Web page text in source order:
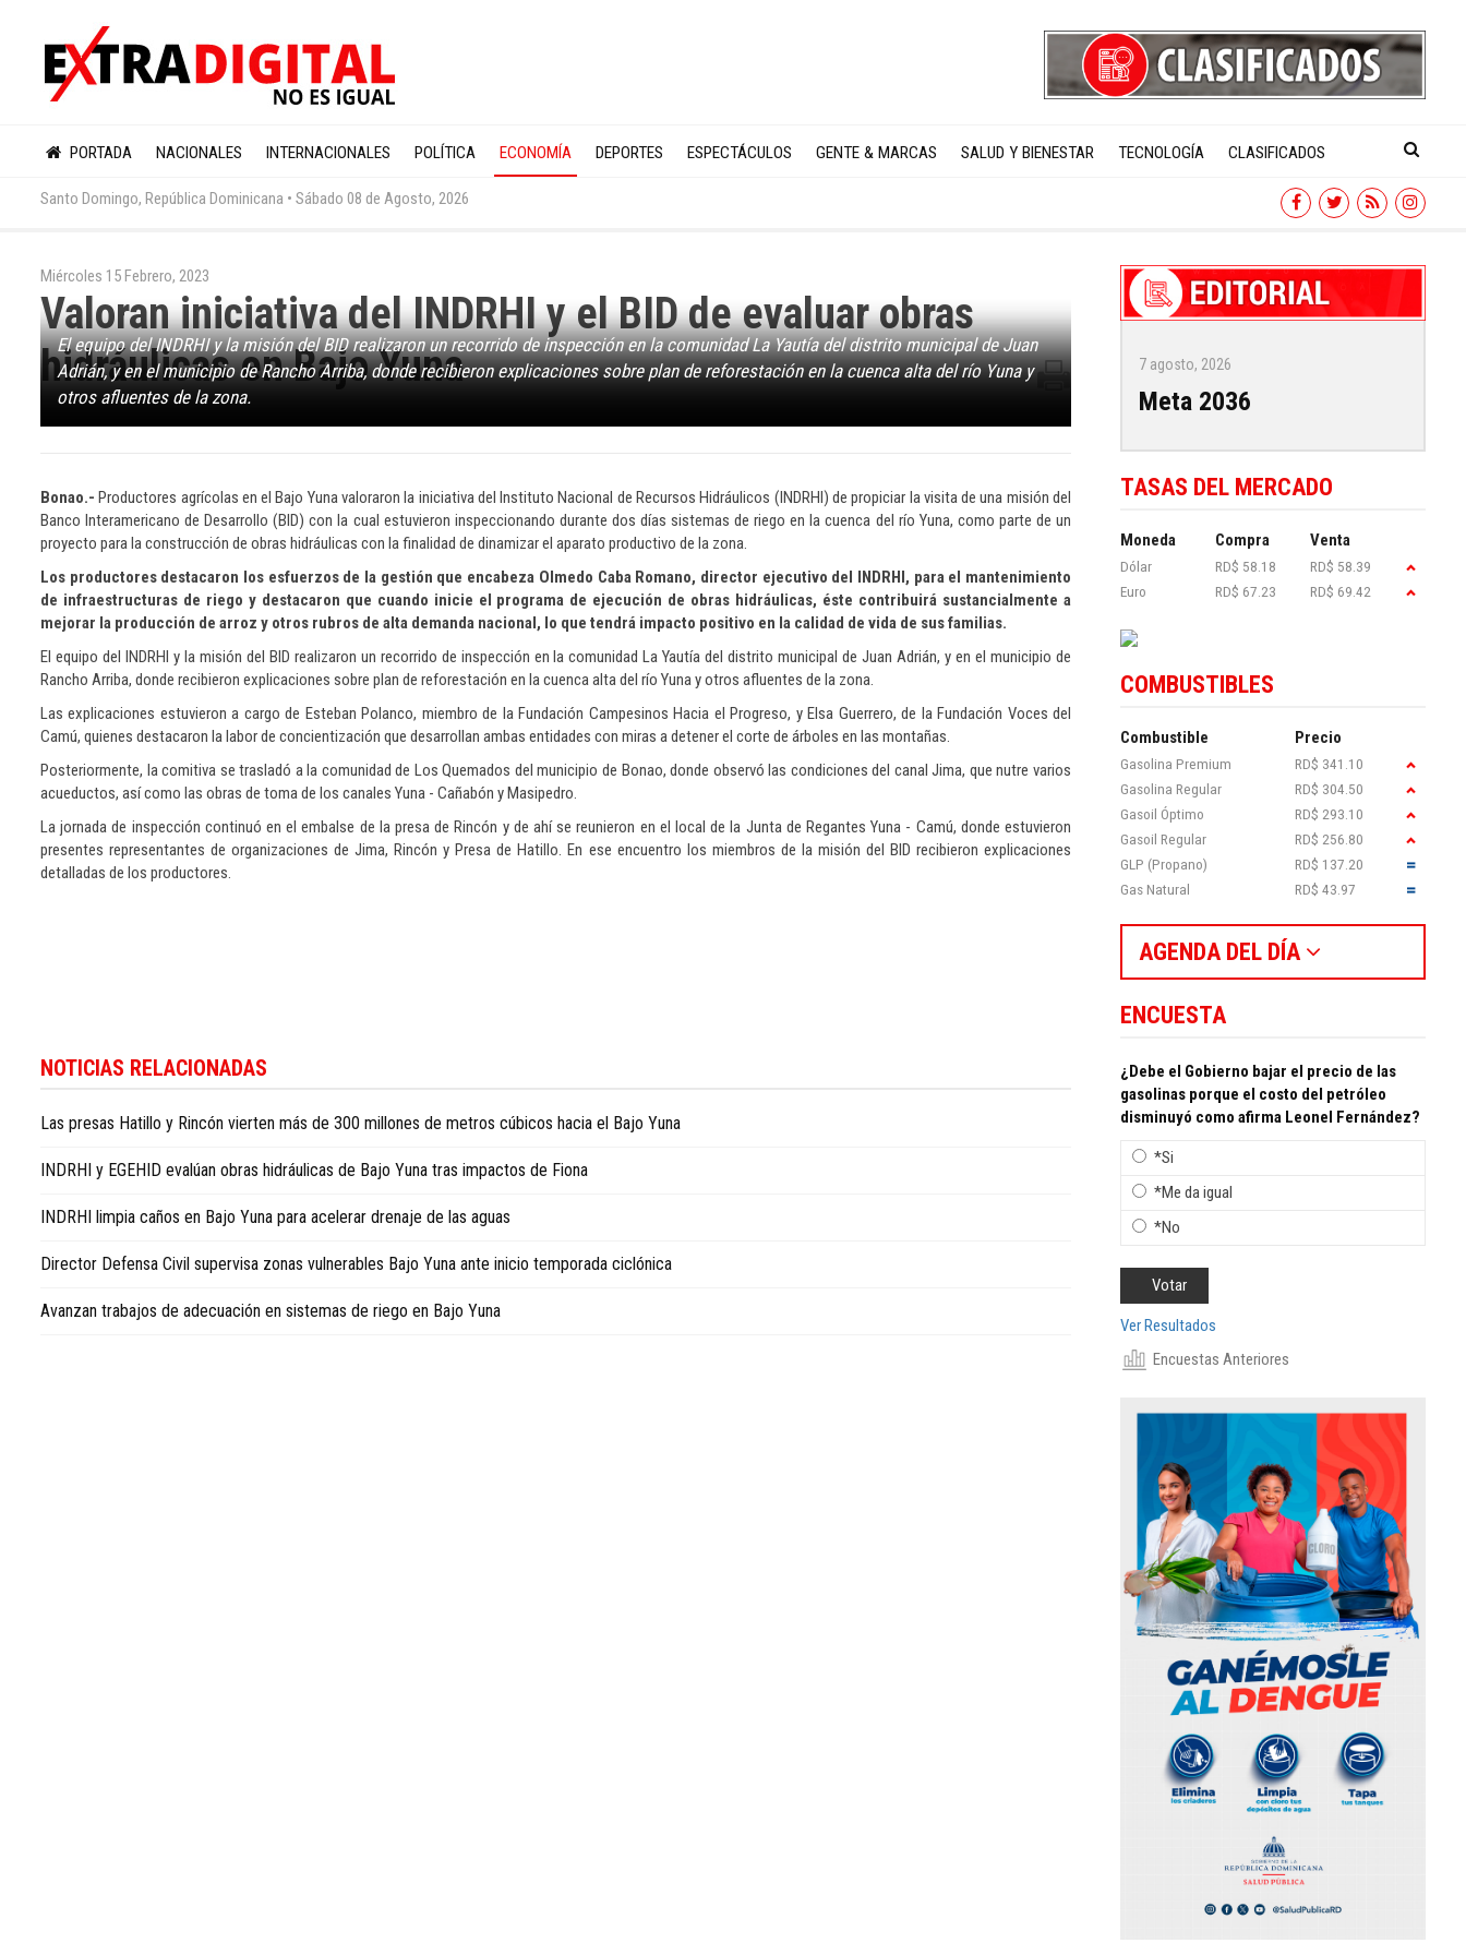
PORTADA NACIONALES INTERNACIONALES POLÍTICA ECONOMÍA DEPORTES ESPECTÁCULOS GENTE & MARCAS SALUD Y BIENESTAR TECNOLOGÍA CLASIFICADOS
Santo Domingo, República Dominicana • Sábado 08 de Agosto, 2026
Miércoles 15 Febrero, 2023
Valoran iniciativa del INDRHI y el BID de evaluar obras
hidráulicas en Bajo Yuna
El equipo del INDRHI y la misión del BID realizaron un recorrido de inspección en la comunidad La Yautía del distrito municipal de Juan
Adrián, y en el municipio de Rancho Arriba, donde recibieron explicaciones sobre plan de reforestación en la cuenca alta del río Yuna y
otros afluentes de la zona.
Bonao.- Productores agrícolas en el Bajo Yuna valoraron la iniciativa del Instituto Nacional de Recursos Hidráulicos (INDRHI) de propiciar la visita de una misión del
Banco Interamericano de Desarrollo (BID) con la cual estuvieron inspeccionando durante dos días sistemas de riego en la cuenca del río Yuna, como parte de un
proyecto para la construcción de obras hidráulicas con la finalidad de dinamizar el aparato productivo de la zona.
Los productores destacaron los esfuerzos de la gestión que encabeza Olmedo Caba Romano, director ejecutivo del INDRHI, para el mantenimiento
de infraestructuras de riego y destacaron que cuando inicie el programa de ejecución de obras hidráulicas, éste contribuirá sustancialmente a
mejorar la producción de arroz y otros rubros de alta demanda nacional, lo que tendrá impacto positivo en la calidad de vida de sus familias.
El equipo del INDRHI y la misión del BID realizaron un recorrido de inspección en la comunidad La Yautía del distrito municipal de Juan Adrián, y en el municipio de
Rancho Arriba, donde recibieron explicaciones sobre plan de reforestación en la cuenca alta del río Yuna y otros afluentes de la zona.
Las explicaciones estuvieron a cargo de Esteban Polanco, miembro de la Fundación Campesinos Hacia el Progreso, y Elsa Guerrero, de la Fundación Voces del
Camú, quienes destacaron la labor de concientización que desarrollan ambas entidades con miras a detener el corte de árboles en las montañas.
Posteriormente, la comitiva se trasladó a la comunidad de Los Quemados del municipio de Bonao, donde observó las condiciones del canal Jima, que nutre varios
acueductos, así como las obras de toma de los canales Yuna - Cañabón y Masipedro.
La jornada de inspección continuó en el embalse de la presa de Rincón y de ahí se reunieron en el local de la Junta de Regantes Yuna - Camú, donde estuvieron
presentes representantes de organizaciones de Jima, Rincón y Presa de Hatillo. En ese encuentro los miembros de la misión del BID recibieron explicaciones
detalladas de los productores.
las
económicas
país
Dominican
business
in
NOTICIAS RELACIONADAS
Las presas Hatillo y Rincón vierten más de 300 millones de metros cúbicos hacia el Bajo Yuna
INDRHI y EGEHID evalúan obras hidráulicas de Bajo Yuna tras impactos de Fiona
INDRHI limpia caños en Bajo Yuna para acelerar drenaje de las aguas
Director Defensa Civil supervisa zonas vulnerables Bajo Yuna ante inicio temporada ciclónica
Avanzan trabajos de adecuación en sistemas de riego en Bajo Yuna
7 agosto, 2026
Meta 2036
TASAS DEL MERCADO
Moneda Compra Venta
Dólar RD$ 58.18
RD$ 58.39
Euro
RD$ 67.23 RD$ 69.42
COMBUSTIBLES
Combustible Precio
Gasolina Premium
RD$ 341.10
Gasolina Regular
RD$ 304.50
Gasoil Óptimo
RD$ 293.10
Gasoil Regular
RD$ 256.80
GLP (Propano)
RD$ 137.20
Gas Natural
RD$ 43.97
AGENDA DEL DÍA
ENCUESTA
¿Debe el Gobierno bajar el precio de las
gasolinas porque el costo del petróleo
disminuyó como afirma Leonel Fernández?
*Si
*Me da igual
*No
Ver Resultados
Encuestas Anteriores